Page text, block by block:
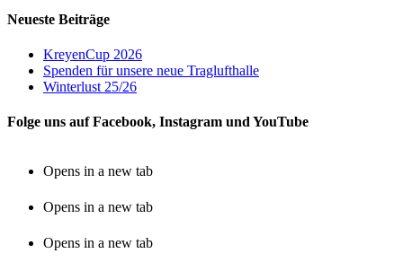
Neueste Beiträge
KreyenCup 2026
Spenden für unsere neue Traglufthalle
Winterlust 25/26
Folge uns auf Facebook, Instagram und YouTube
Opens in a new tab
Opens in a new tab
Opens in a new tab